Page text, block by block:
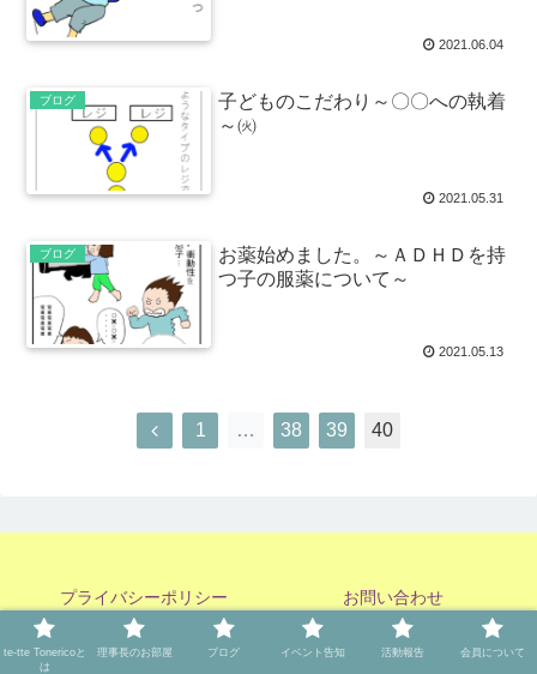
2021.06.04
ブログ
子どものこだわり～〇〇への執着
～㈫
2021.05.31
ブログ
お薬始めました。～ＡＤＨＤを持
つ子の服薬について～
2021.05.13
1 … 38 39 40
プライバシーポリシー お問い合わせ
Copyright © 2021 NPO法人te-tte Tonerico All Rights Reserved.
te-tte Tonericoと
は
理事長のお部屋 ブログ イベント告知 活動報告 会員について